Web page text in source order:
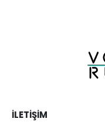
İLETIŞIM